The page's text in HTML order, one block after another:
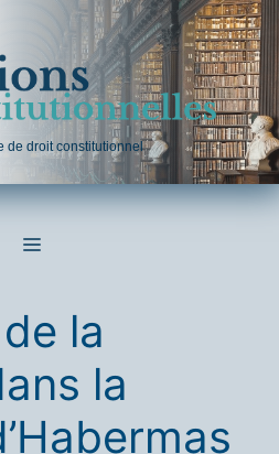
de droit constitutionnel
MENU
la
la